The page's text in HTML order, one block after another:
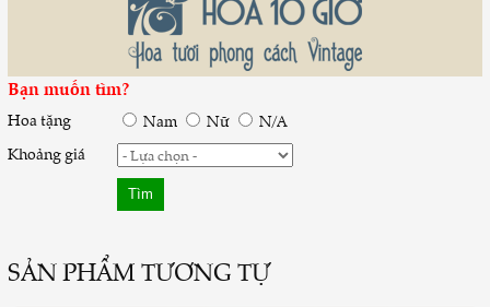
Bạn muốn tìm?
Hoa tặng Nam Nữ
N/A
Khoảng giá
SẢN PHẨM TƯƠNG TỰ